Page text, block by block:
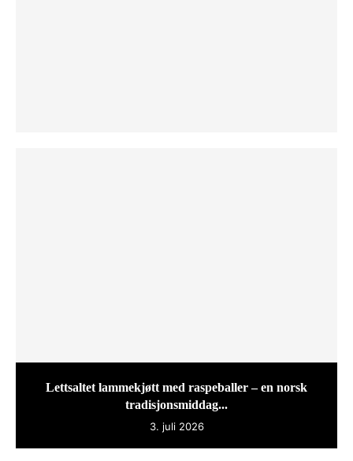
Lettsaltet lammekjøtt med raspeballer – en norsk
tradisjonsmiddag...
3. juli 2026